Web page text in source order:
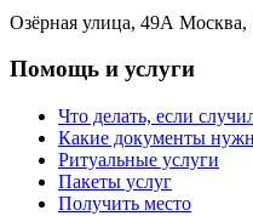
Озёрная улица, 49А Москва,
Помощь и услуги
Что делать, если
Какие документы
Ритуальные услуги
Пакеты услуг
Получить место